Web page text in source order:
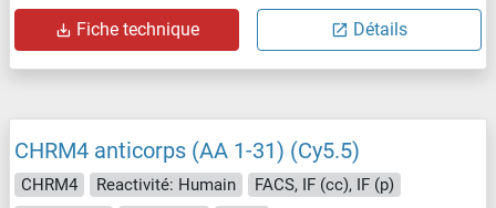
Fiche technique Détails
CHRM4 anticorps (AA 1-31) (Cy5.5)
CHRM4 Reactivité: Humain FACS, IF (cc), IF (p)